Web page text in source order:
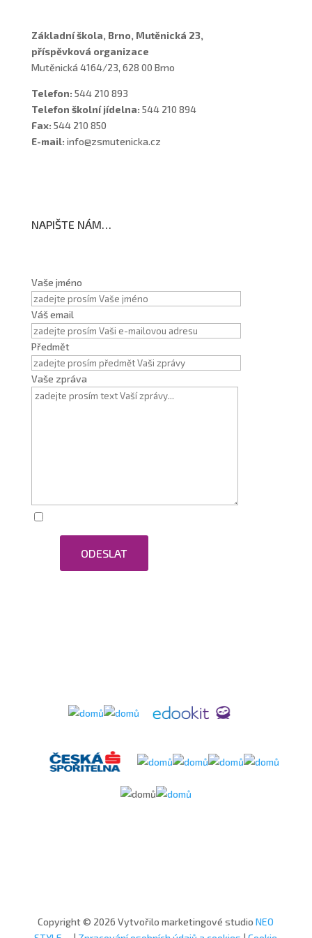
Základní škola, Brno, Mutěnická 23,
příspěvková organizace
Mutěnická 4164/23, 628 00 Brno
Telefon: 544 210 893
Telefon školní jídelna: 544 210 894
Fax: 544 210 850
E-mail: info@zsmutenicka.cz
NAPIŠTE NÁM…
Vaše jméno
Váš email
Předmět
Vaše zpráva
ODESLAT
Copyright © 2026 Vytvořilo marketingové studioNEO